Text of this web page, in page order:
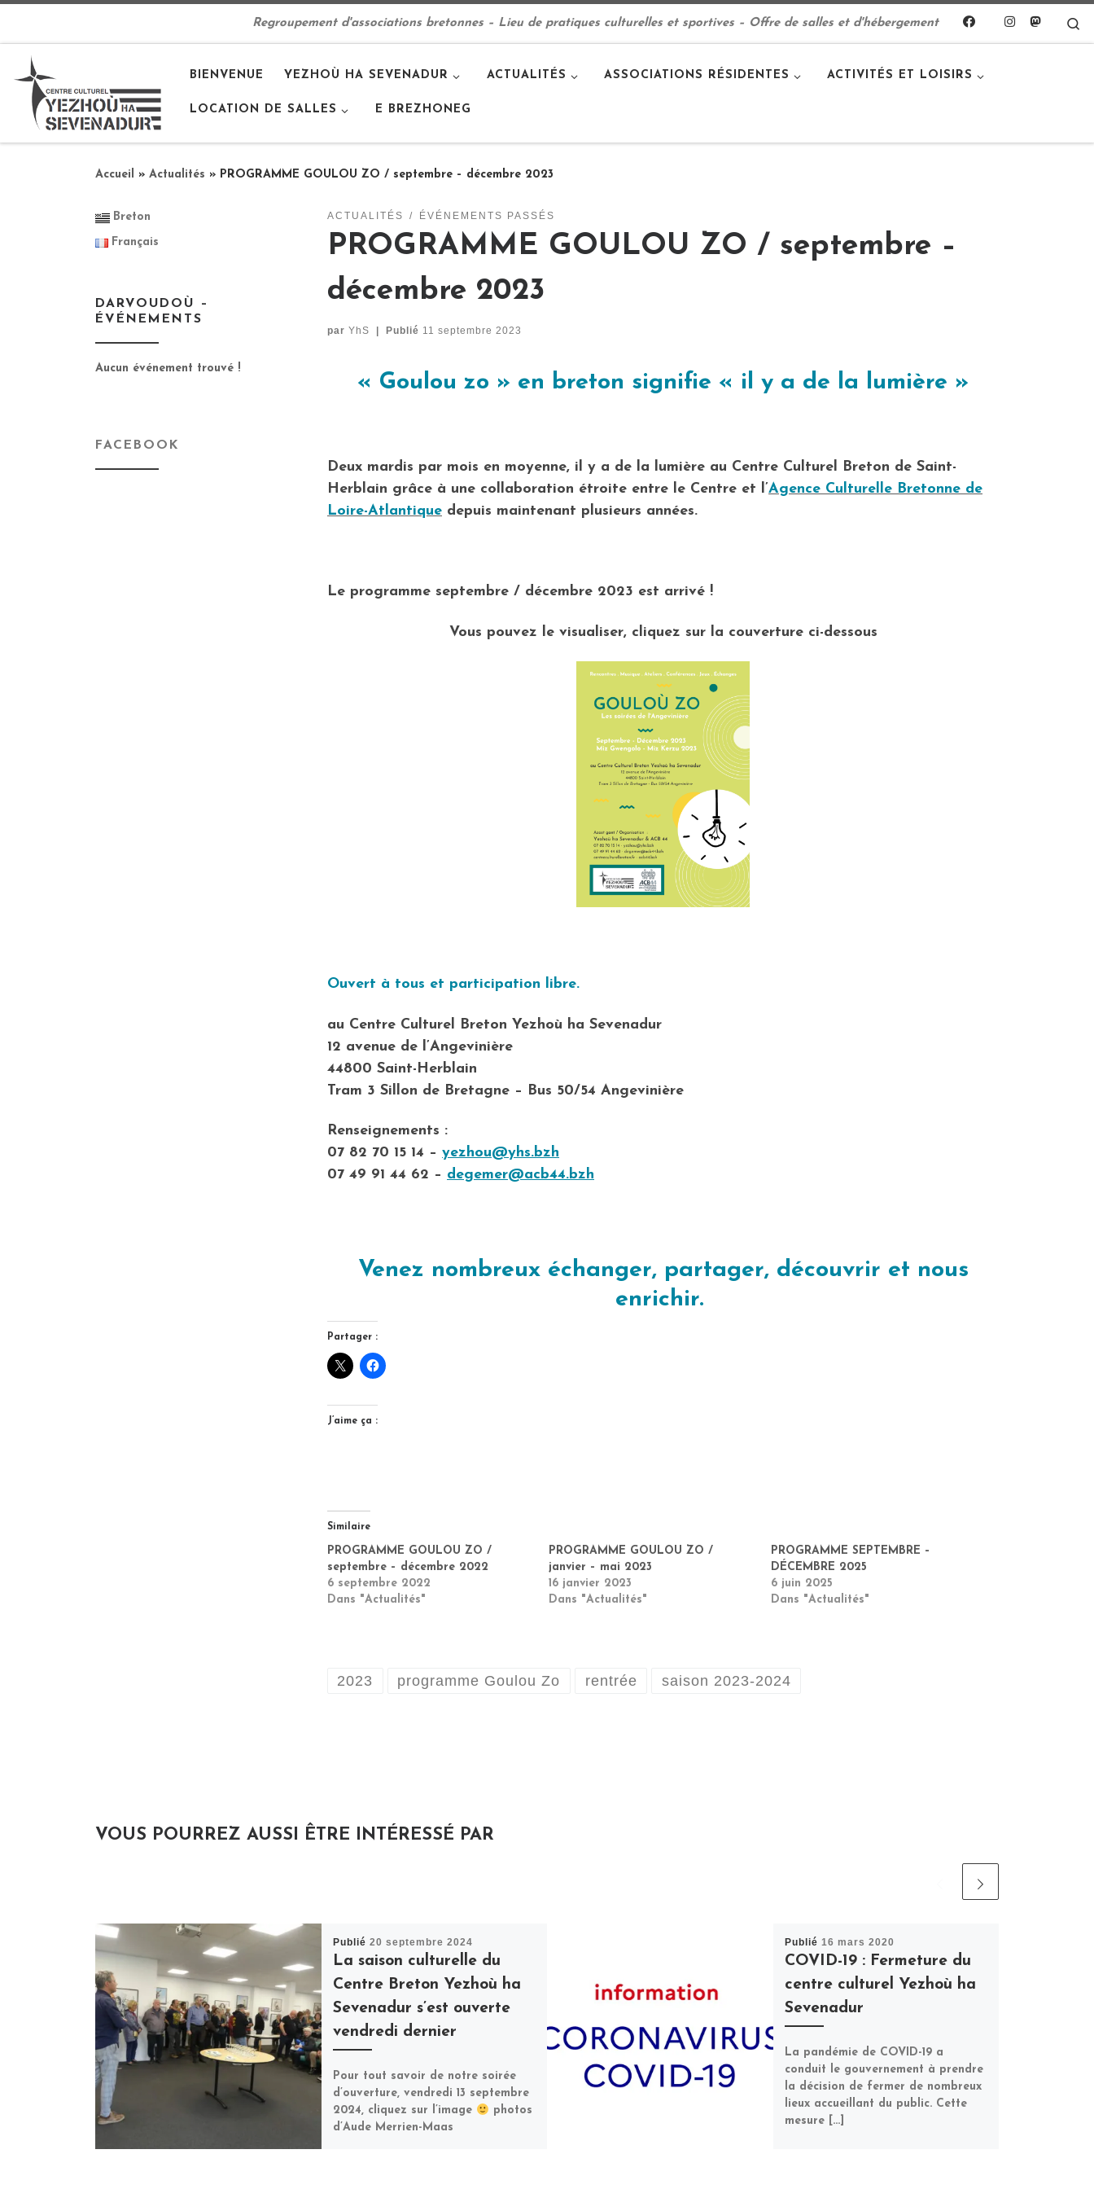
Regroupement d'associations bretonnes – Lieu de pratiques culturelles et sportives – Offre de salles et d'hébergement
BIENVENUE YEZHOÙ HA SEVENADUR ACTUALITÉS ASSOCIATIONS RÉSIDENTES ACTIVITÉS ET LOISIRS
LOCATION DE SALLES E BREZHONEG
Accueil » Actualités » PROGRAMME GOULOU ZO / septembre – décembre 2023
ACTUALITÉS ÉVÉNEMENTS PASSÉS
PROGRAMME GOULOU ZO / septembre –
décembre 2023
par YhS Publié 11 septembre 2023
« Goulou zo » en breton signifie « il y a de la lumière »
Deux mardis par mois en moyenne, il y a de la lumière au Centre Culturel Breton de Saint-
Herblain grâce à une collaboration étroite entre le Centre et l’Agence Culturelle Bretonne de
Loire-Atlantique depuis maintenant plusieurs années.
Le programme septembre / décembre 2023 est arrivé !
Vous pouvez le visualiser, cliquez sur la couverture ci-dessous
Ouvert à tous et participation libre.
au Centre Culturel Breton Yezhoù ha Sevenadur
12 avenue de l’Angevinière
44800 Saint-Herblain
Tram 3 Sillon de Bretagne – Bus 50/54 Angevinière
Renseignements :
07 82 70 15 14 – yezhou@yhs.bzh
07 49 91 44 62 – degemer@acb44.bzh
Venez nombreux échanger, partager, découvrir et nous
enrichir.
Partager :
J’aime ça :
Similaire
PROGRAMME GOULOU ZO /
septembre – décembre 2022
6 septembre 2022
Dans "Actualités"
PROGRAMME GOULOU ZO /
janvier – mai 2023
16 janvier 2023
Dans "Actualités"
PROGRAMME SEPTEMBRE –
DÉCEMBRE 2025
6 juin 2025
Dans "Actualités"
2023 programme Goulou Zo rentrée saison 2023-2024
VOUS POURREZ AUSSI ÊTRE INTÉRESSÉ PAR
Publié 20 septembre 2024
La saison culturelle du
Centre Breton Yezhoù ha
Sevenadur s’est ouverte
vendredi dernier
Pour tout savoir de notre soirée
d’ouverture, vendredi 13 septembre
2024, cliquez sur l’image
photos
d’Aude Merrien-Maas
Publié 16 mars 2020
COVID-19 : Fermeture du
centre culturel Yezhoù ha
Sevenadur
La pandémie de COVID-19 a
conduit le gouvernement à prendre
la décision de fermer de nombreux
lieux accueillant du public. Cette
mesure […]
Breton
Français
DARVOUDOÙ –
ÉVÉNEMENTS
Aucun événement trouvé !
FACEBOOK